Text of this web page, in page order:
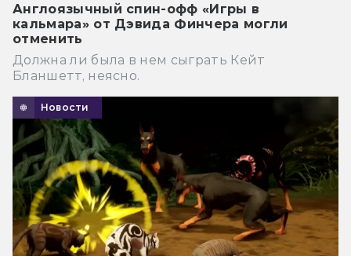
Англоязычный спин-офф «Игры в
кальмара» от Дэвида Финчера могли
отменить
Должна ли была в нем сыграть Кейт
Бланшетт, неясно.
Новости